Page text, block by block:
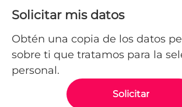
Solicitar mis datos
Obtén una copia de los datos
sobre ti que tratamos para la
personal.
Solicitar